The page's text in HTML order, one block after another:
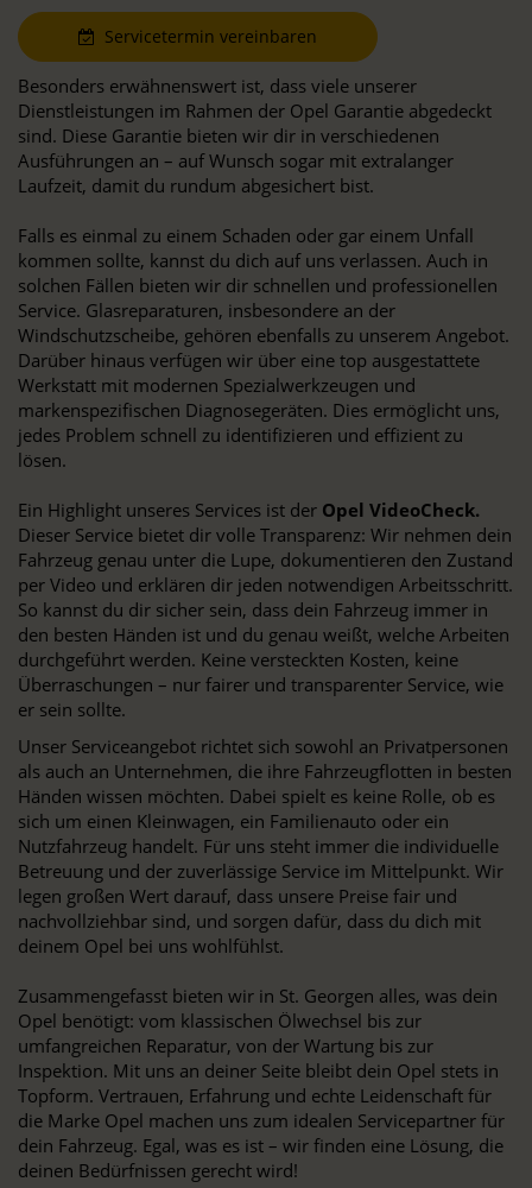
Servicetermin vereinbaren
Besonders erwähnenswert ist, dass viele unserer
Dienstleistungen im Rahmen der Opel Garantie abgedeckt
sind. Diese Garantie bieten wir dir in verschiedenen
Ausführungen an – auf Wunsch sogar mit extralanger
Laufzeit, damit du rundum abgesichert bist.
Falls es einmal zu einem Schaden oder gar einem Unfall
kommen sollte, kannst du dich auf uns verlassen. Auch in
solchen Fällen bieten wir dir schnellen und professionellen
Service. Glasreparaturen, insbesondere an der
Windschutzscheibe, gehören ebenfalls zu unserem Angebot.
Darüber hinaus verfügen wir über eine top ausgestattete
Werkstatt mit modernen Spezialwerkzeugen und
markenspezifischen Diagnosegeräten. Dies ermöglicht uns,
jedes Problem schnell zu identifizieren und effizient zu
lösen.
Ein Highlight unseres Services ist der Opel VideoCheck.
Dieser Service bietet dir volle Transparenz: Wir nehmen dein
Fahrzeug genau unter die Lupe, dokumentieren den Zustand
per Video und erklären dir jeden notwendigen Arbeitsschritt.
So kannst du dir sicher sein, dass dein Fahrzeug immer in
den besten Händen ist und du genau weißt, welche Arbeiten
durchgeführt werden. Keine versteckten Kosten, keine
Überraschungen – nur fairer und transparenter Service, wie
er sein sollte.
Unser Serviceangebot richtet sich sowohl an Privatpersonen
als auch an Unternehmen, die ihre Fahrzeugflotten in besten
Händen wissen möchten. Dabei spielt es keine Rolle, ob es
sich um einen Kleinwagen, ein Familienauto oder ein
Nutzfahrzeug handelt. Für uns steht immer die individuelle
Betreuung und der zuverlässige Service im Mittelpunkt. Wir
legen großen Wert darauf, dass unsere Preise fair und
nachvollziehbar sind, und sorgen dafür, dass du dich mit
deinem Opel bei uns wohlfühlst.
Zusammengefasst bieten wir in St. Georgen alles, was dein
Opel benötigt: vom klassischen Ölwechsel bis zur
umfangreichen Reparatur, von der Wartung bis zur
Inspektion. Mit uns an deiner Seite bleibt dein Opel stets in
Topform. Vertrauen, Erfahrung und echte Leidenschaft für
die Marke Opel machen uns zum idealen Servicepartner für
dein Fahrzeug. Egal, was es ist – wir finden eine Lösung, die
deinen Bedürfnissen gerecht wird!